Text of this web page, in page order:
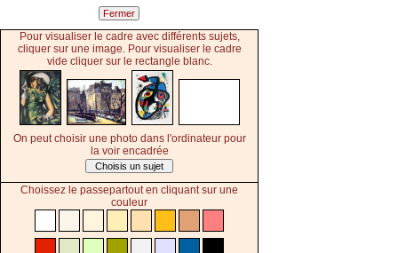
Pour visualiser le cadre avec différents sujets,
cliquer sur une image. Pour visualiser le cadre
vide cliquer sur le rectangle blanc.
On peut choisir une photo dans l'ordinateur pour
la voir encadrée
Choisis un sujet
Choissez le passepartout en cliquant sur une
couleur